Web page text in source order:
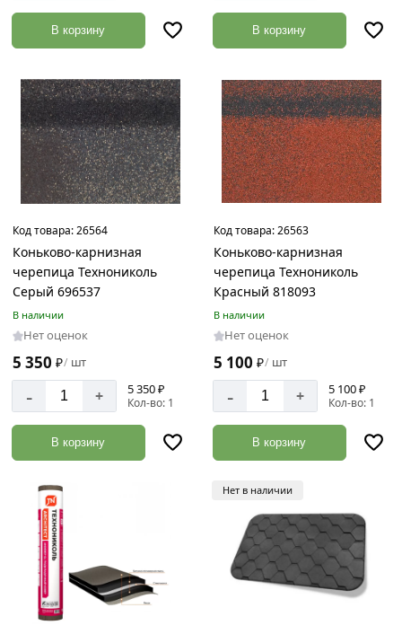
В корзину В корзину
Код товара:26564
Коньково-карнизная
черепица Технониколь
Серый 696537
В наличии
Нет оценок
5 350 ₽/ шт
- + 5 350 ₽
Кол-во: 1
В корзину
Код товара:26563
Коньково-карнизная
черепица Технониколь
Красный 818093
В наличии
Нет оценок
5 100 ₽/ шт
- + 5 100 ₽
Кол-во: 1
В корзину
Нет в наличии